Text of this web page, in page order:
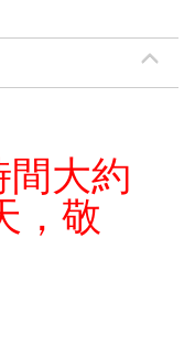
間大約
，敬